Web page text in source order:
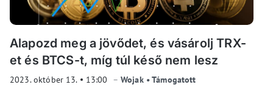
Alapozd meg a jövődet, és vásárolj TRX-
et és BTCS-t, míg túl késő nem lesz
2023. október 13. 13:00 Wojak • Támogatott